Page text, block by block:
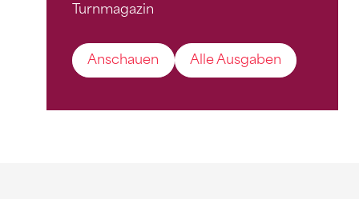
Turnmagazin
Anschauen Alle Ausgaben